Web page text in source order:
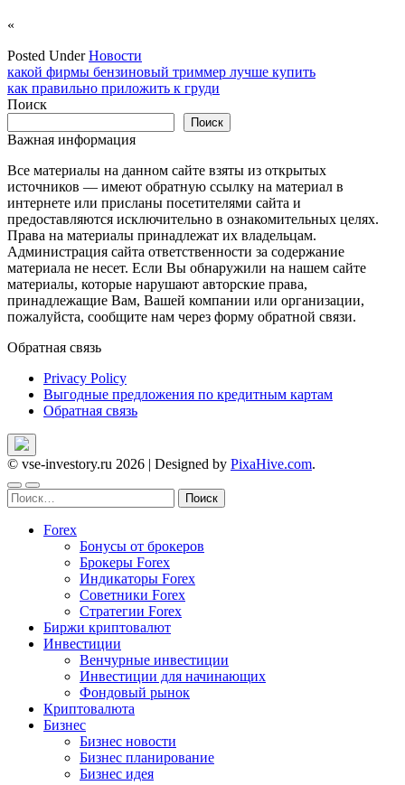
«
Posted UnderНовости
Навигация
по
какой фирмы бензиновый триммер лучше купить
как правильно приложить к груди
Поиск
Поиск
Важная информация
Все материалы на данном сайте взяты из открытых
источников — имеют обратную ссылку на материал в
интернете или присланы посетителями сайта и
предоставляются исключительно в ознакомительных целях.
Права на материалы принадлежат их владельцам.
Администрация сайта ответственности за содержание
материала не несет. Если Вы обнаружили на нашем сайте
материалы, которые нарушают авторские права,
принадлежащие Вам, Вашей компании или организации,
пожалуйста, сообщите нам через форму обратной связи.
Обратная связь
Privacy Policy
Выгодные предложения по кредитным картам
Обратная связь
© vse-investory.ru 2026 | Designed by PixaHive.com.
Найти:
Forex
Бонусы от брокеров
Брокеры Forex
Индикаторы Forex
Советники Forex
Стратегии Forex
Биржи криптовалют
Инвестиции
Венчурные инвестиции
Инвестиции для начинающих
Фондовый рынок
Криптовалюта
Бизнес
Бизнес новости
Бизнес планирование
Бизнес идея